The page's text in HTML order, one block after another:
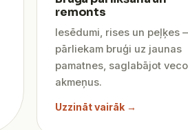
remonts
Iesēdumi, rises un peļķes
pārliekam bruģi uz jaunas
pamatnes, saglabājot
akmeņus.
Uzzināt vairāk →